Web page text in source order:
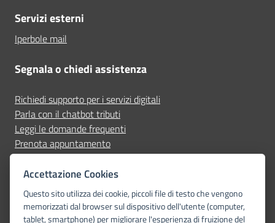
Servizi esterni
Iperbole mail
Segnala o chiedi assistenza
Richiedi supporto per i servizi digitali
Parla con il chatbot tributi
Leggi le domande frequenti
Prenota appuntamento
Segnala disservizio
Seguici su
Accettazione Cookies
Questo sito utilizza dei cookie, piccoli file di testo che vengono
memorizzati dal browser sul dispositivo dell'utente (computer,
tablet, smartphone) per migliorare l'esperienza di fruizione del